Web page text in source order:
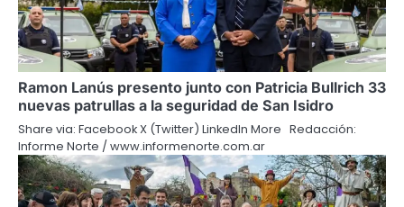
Ramon Lanús presento junto con Patricia Bullrich 33
nuevas patrullas a la seguridad de San Isidro
Share via: Facebook X (Twitter) LinkedIn More Redacción:
Informe Norte / www.informenorte.com.ar